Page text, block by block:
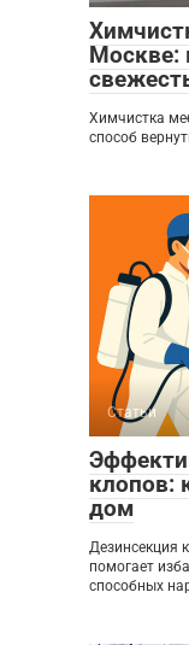
Москве:
Химчистка
способ
Статьи
клопов:
дом
Дезинсекция
помогает
способных